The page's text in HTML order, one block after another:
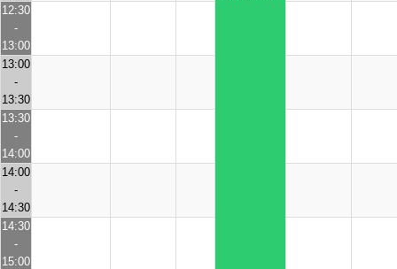
12:30
-
13:00
13:00
-
13:30
13:30
-
14:00
14:00
-
14:30
14:30
-
15:00